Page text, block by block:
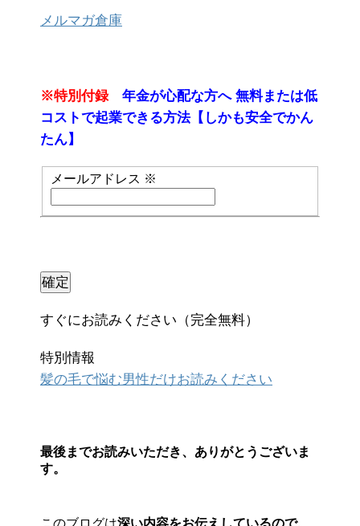
メルマガ倉庫
※特別付録
年金が心配な方へ 無料または低
コストで起業できる方法【しかも安全でかん
たん】
メールアドレス ※
すぐにお読みください（完全無料）
特別情報
髪の毛で悩む男性だけお読みください
最後までお読みいただき、ありがとうございま
す。